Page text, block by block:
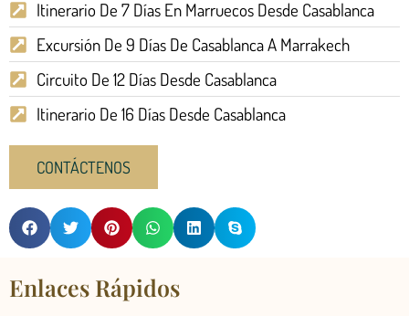
Itinerario De 7 Días En Marruecos Desde Casablanca
Excursión De 9 Días De Casablanca A Marrakech
Circuito De 12 Días Desde Casablanca
Itinerario De 16 Días Desde Casablanca
CONTÁCTENOS
Enlaces Rápidos